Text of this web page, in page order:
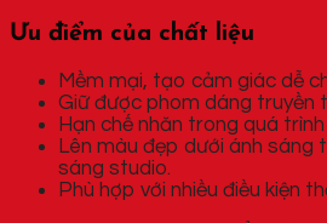
Ưu điểm của chất liệu
Mềm mại, tạo cảm giác dễ
Giữ được phom dáng truyền
Hạn chế nhăn trong quá
Lên màu đẹp dưới ánh sáng
sáng studio.
Phù hợp với nhiều điều kiện